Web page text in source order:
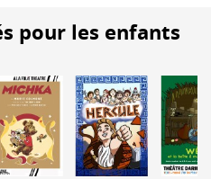
pour les enfants